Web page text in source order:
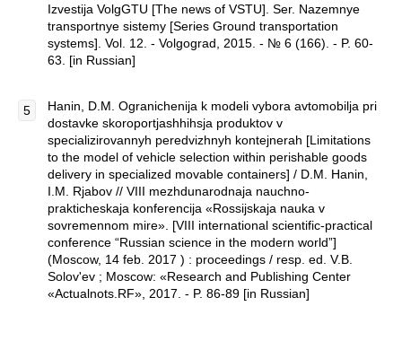
Izvestija VolgGTU [The news of VSTU]. Ser. Nazemnye
transportnye sistemy [Series Ground transportation
systems]. Vol. 12. - Volgograd, 2015. - № 6 (166). - P. 60-
63. [in Russian]
Hanin, D.M. Ogranichenija k modeli vybora avtomobilja pri
dostavke skoroportjashhihsja produktov v
specializirovannyh peredvizhnyh kontejnerah [Limitations
to the model of vehicle selection within perishable goods
delivery in specialized movable containers] / D.M. Hanin,
I.M. Rjabov // VIII mezhdunarodnaja nauchno-
prakticheskaja konferencija «Rossijskaja nauka v
sovremennom mire». [VIII international scientific-practical
conference “Russian science in the modern world”]
(Moscow, 14 feb. 2017 ) : proceedings / resp. ed. V.B.
Solov'ev ; Moscow: «Research and Publishing Center
«Actualnots.RF», 2017. - P. 86-89 [in Russian]